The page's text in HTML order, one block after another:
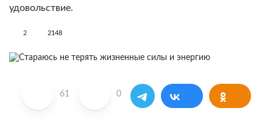
удовольствие.
2 2148
61 0